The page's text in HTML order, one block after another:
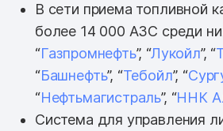
В сети приема топливной
более 14 000 АЗС среди
“Газпромнефть”, “Лукойл”, “
“Башнефть”, “Тебойл”, “
“Нефтьмагистраль”, “ННК
Система для управления